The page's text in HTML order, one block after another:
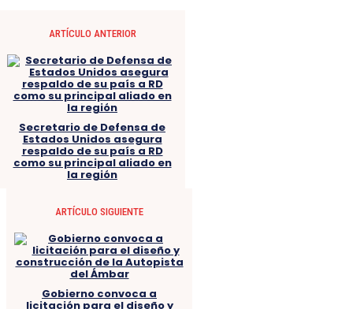
ARTÍCULO ANTERIOR
Secretario de Defensa de
Estados Unidos asegura
respaldo de su país a RD
como su principal aliado en
la región
ARTÍCULO SIGUIENTE
Gobierno convoca a
licitación para el diseño y